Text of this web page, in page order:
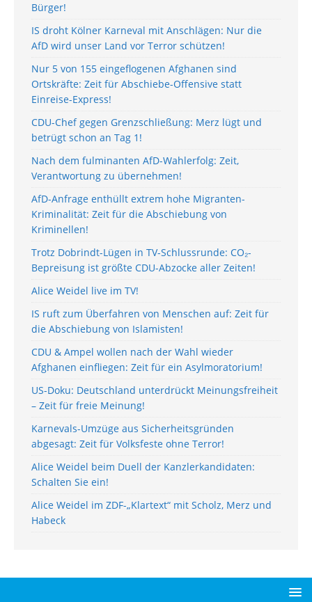
Bürger!
IS droht Kölner Karneval mit Anschlägen: Nur die
AfD wird unser Land vor Terror schützen!
Nur 5 von 155 eingeflogenen Afghanen sind
Ortskräfte: Zeit für Abschiebe-Offensive statt
Einreise-Express!
CDU-Chef gegen Grenzschließung: Merz lügt und
betrügt schon an Tag 1!
Nach dem fulminanten AfD-Wahlerfolg: Zeit,
Verantwortung zu übernehmen!
AfD-Anfrage enthüllt extrem hohe Migranten-
Kriminalität: Zeit für die Abschiebung von
Kriminellen!
Trotz Dobrindt-Lügen in TV-Schlussrunde: CO₂-
Bepreisung ist größte CDU-Abzocke aller Zeiten!
Alice Weidel live im TV!
IS ruft zum Überfahren von Menschen auf: Zeit für
die Abschiebung von Islamisten!
CDU & Ampel wollen nach der Wahl wieder
Afghanen einfliegen: Zeit für ein Asylmoratorium!
US-Doku: Deutschland unterdrückt Meinungsfreiheit
– Zeit für freie Meinung!
Karnevals-Umzüge aus Sicherheitsgründen
abgesagt: Zeit für Volksfeste ohne Terror!
Alice Weidel beim Duell der Kanzlerkandidaten:
Schalten Sie ein!
Alice Weidel im ZDF-„Klartext“ mit Scholz, Merz und
Habeck